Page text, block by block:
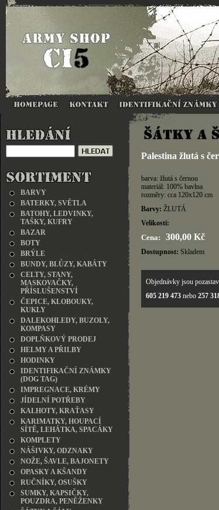
BARVY
BATERKY, SVĚTLA
BATOHY, LEDVINKY,
TAŠKY, KUFRY
BAZAR
BOTY
BRÝLE
BUNDY, BLŮZY, KABÁTY
CELTY, STANY,
MASKOVAČKY,
PŘÍSLUŠENSTVÍ
ČEPICE, KLOBOUKY,
KUKLY
DALEKOHLEDY, BUZOLY,
KOMPASY
DOPLŇKOVÝ PRODEJ
HELMY A PŘILBY
HODINKY
IDENTIFIKAČNÍ ZNÁMKY
(DOG TAG)
IMPREGNACE, KRÉMY
JÍDELNÍ POTŘEBY
KALHOTY, KRAŤASY
KARIMATKY, HOUPACÍ
SÍTĚ, LEHÁTKA, SPACÁKY
KOMPLETY
NÁŠIVKY, ODZNAKY
NOŽE, ŠAVLE, BAJONETY
OPASKY A KŠANDY
RUČNÍKY, OSUŠKY
SUMKY, KAPSIČKY,
POUZDRA, PENĚŽENKY
Palestina žlutá s
barva: žlutá s černou
materiál: 100% bavlna
rozměry: cca 120x120 cm
Barvy: ŽLUTÁ
Velikosti:
Cena: 300,00 Kč
Dostupnost: Skladem
Objednávky jsou
605 219 473 nebo 257